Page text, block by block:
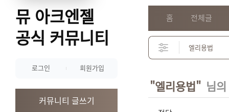
뮤 아크엔젤
공식 커뮤니티
로그인 회원가입
커뮤니티 글쓰기
홈 전체글
"엘리용법" 님